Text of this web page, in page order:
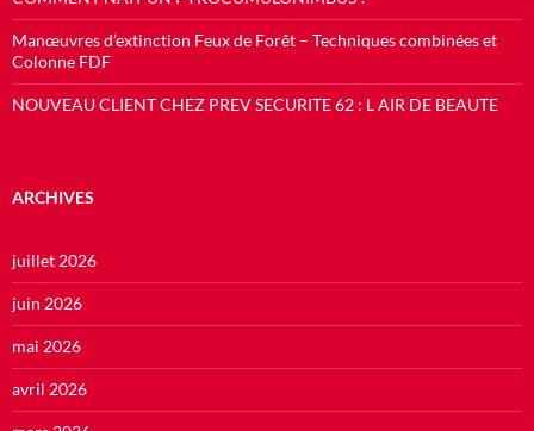
Manœuvres d’extinction Feux de Forêt – Techniques combinées et
Colonne FDF
NOUVEAU CLIENT CHEZ PREV SECURITE 62 : L AIR DE BEAUTE
ARCHIVES
juillet 2026
juin 2026
mai 2026
avril 2026